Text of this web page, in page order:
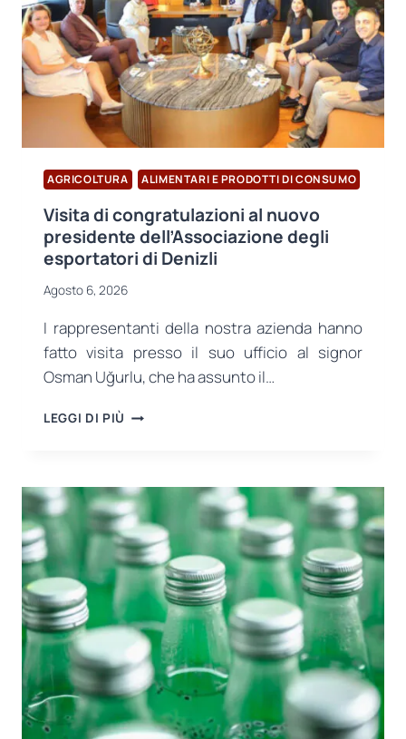
AGRICOLTURA ALIMENTARI E PRODOTTI DI CONSUMO
Visita di congratulazioni al nuovo
presidente dell’Associazione degli
esportatori di Denizli
Agosto 6, 2026
I rappresentanti della nostra azienda hanno
fatto visita presso il suo ufficio al signor
Osman Uğurlu, che ha assunto il…
LEGGI DI PIÙ VISITA
NUOVO
PRESIDENTE
DELL’ASSOCIAZIONE
DEGLI
ESPORTATORI
DI
DENIZLI